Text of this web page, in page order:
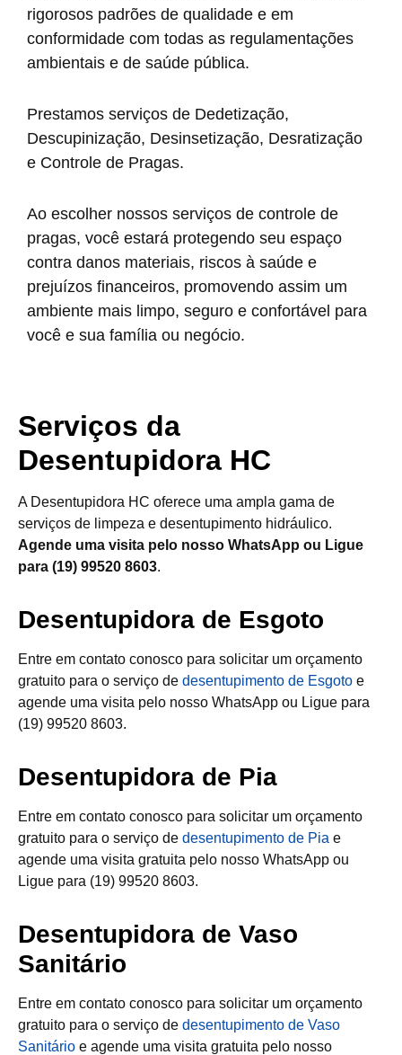
rigorosos padrões de qualidade e em
conformidade com todas as regulamentações
ambientais e de saúde pública.
Prestamos serviços de Dedetização,
Descupinização, Desinsetização, Desratização
e Controle de Pragas.
Ao escolher nossos serviços de controle de
pragas, você estará protegendo seu espaço
contra danos materiais, riscos à saúde e
prejuízos financeiros, promovendo assim um
ambiente mais limpo, seguro e confortável para
você e sua família ou negócio.
Serviços da
Desentupidora HC
A Desentupidora HC oferece uma ampla gama de
serviços de limpeza e desentupimento hidráulico.
Agende uma visita pelo nosso WhatsApp ou Ligue
para (19) 99520 8603.
Desentupidora de Esgoto
Entre em contato conosco para solicitar um orçamento
gratuito para o serviço de desentupimento de Esgoto e
agende uma visita pelo nosso WhatsApp ou Ligue para
(19) 99520 8603.
Desentupidora de Pia
Entre em contato conosco para solicitar um orçamento
gratuito para o serviço de desentupimento de Pia e
agende uma visita gratuita pelo nosso WhatsApp ou
Ligue para (19) 99520 8603.
Desentupidora de Vaso
Sanitário
Entre em contato conosco para solicitar um orçamento
gratuito para o serviço de desentupimento de Vaso
Sanitário e agende uma visita gratuita pelo nosso